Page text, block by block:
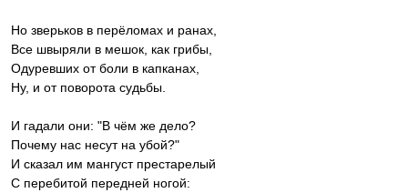
Но зверьков в перёломах и ранах,
Все швыряли в мешок, как грибы,
Одуревших от боли в капканах,
Ну, и от поворота судьбы.
И гадали они: "В чём же дело?
Почему нас несут на убой?"
И сказал им мангуст престарелый
С перебитой передней ногой: